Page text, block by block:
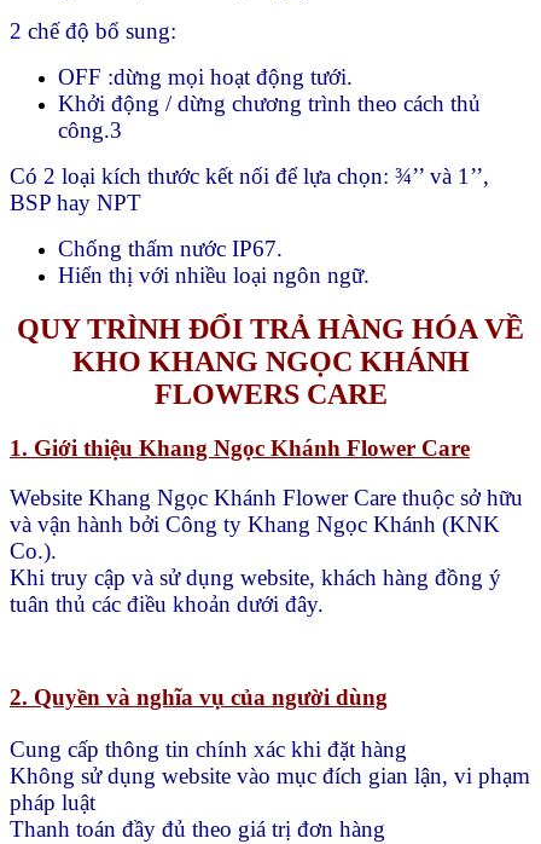
2 chế độ bổ sung:
OFF :dừng mọi hoạt động tưới.
Khởi động / dừng chương trình theo cách thủ
công.3
Có 2 loại kích thước kết nối để lựa chọn: ¾’’ và 1’’,
BSP hay NPT
Chống thấm nước IP67.
Hiển thị với nhiều loại ngôn ngữ.
QUY TRÌNH ĐỔI TRẢ HÀNG HÓA VỀ
KHO KHANG NGỌC KHÁNH
FLOWERS CARE
1. Giới thiệu Khang Ngọc Khánh Flower Care
Website Khang Ngọc Khánh Flower Care thuộc sở hữu
và vận hành bởi Công ty Khang Ngọc Khánh (KNK
Co.).
Khi truy cập và sử dụng website, khách hàng đồng ý
tuân thủ các điều khoản dưới đây.
2. Quyền và nghĩa vụ của người dùng
Cung cấp thông tin chính xác khi đặt hàng
Không sử dụng website vào mục đích gian lận, vi phạm
pháp luật
Thanh toán đầy đủ theo giá trị đơn hàng